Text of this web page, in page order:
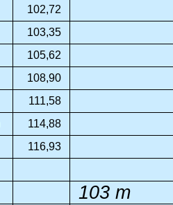
102,72
103,35
105,62
108,90
111,58
114,88
116,93
103 m